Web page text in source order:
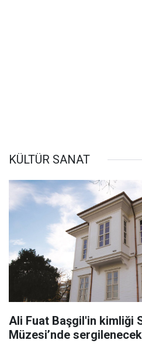
KÜLTÜR SANAT
Ali Fuat Başgil'in kimliği
Müzesi’nde sergilenecek